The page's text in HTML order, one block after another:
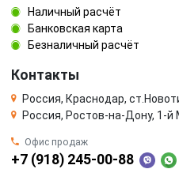
Наличный расчёт
Банковская карта
Безналичный расчёт
Контакты
Россия, Краснодар,
Россия, Ростов-на-Дону, 1-
Офис продаж
+7 (918) 245-00-88